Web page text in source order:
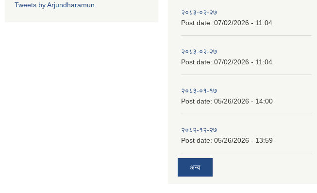
Tweets by Arjundharamun
२०८३-०२-२७
Post date: 07/02/2026 - 11:04
२०८३-०२-२७
Post date: 07/02/2026 - 11:04
२०८३-०१-१७
Post date: 05/26/2026 - 14:00
२०८२-१२-२७
Post date: 05/26/2026 - 13:59
अन्य